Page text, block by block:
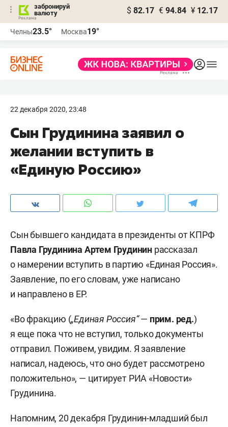
забронируй
валюту
$ 82.17 € 94.84 ¥ 12.17
Челны23.5° Москва19°
22 декабря 2020, 23:48
Сын Грудинина заявил о
желании вступить в
«Единую Россию»
Сын бывшего кандидата в президенты от КПРФ
Павла Грудинина Артем Грудинин рассказал
о намерении вступить в партию «Единая Россия».
Заявление, по его словам, уже написано
и направлено в ЕР.
«Во фракцию („Единая Россия“— прим. ред.)
я еще пока что не вступил, только документы
отправил. Поживем, увидим. Я заявление
написал, надеюсь, что оно будет рассмотрено
положительно», — цитирует РИА «Новости»
Грудинина.
Напомним, 20 декабря Грудинин-младший был